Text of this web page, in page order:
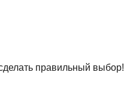
правильный выбор!